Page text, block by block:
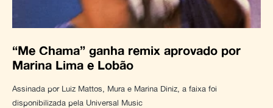
“Me Chama” ganha remix aprovado por
Marina Lima e Lobão
Assinada por Luiz Mattos, Mura e Marina Diniz, a faixa foi
disponibilizada pela Universal Music